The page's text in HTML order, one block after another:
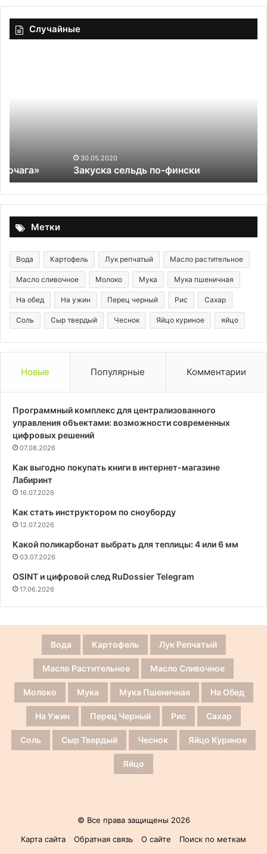
Случайные
Закуска сельдь по-фински
Метки
Вода Картофель Лук репчатый Масло растительное
Масло сливочное Молоко Мука Мука пшеничная
На обед На ужин Перец черный Рис Сахар
Соль Сыр твердый Чеснок Яйцо куриное яйцо
Новые Популярные Комментарии
Программный комплекс для централизованного
управления объектами: возможности современных
цифровых решений
07.08.2026
Как выгодно покупать книги в интернет-магазине
Лабиринт
16.07.2026
Как стать инструктором по сноуборду
12.07.2026
Какой поликарбонат выбрать для теплицы: 4 или 6 мм
03.07.2026
OSINT и цифровой след RuDossier Telegram
17.06.2026
Вода Картофель Лук Репчатый
Масло Растительное Масло Сливочное
Молоко Мука Мука Пшеничная На Обед
На Ужин Перец Черный Рис Сахар
Соль Сыр Твердый Чеснок Яйцо Куриное
Яйцо
© Все права защищены 2026
Карта сайта
Обратная связь О сайте
Поиск по меткам